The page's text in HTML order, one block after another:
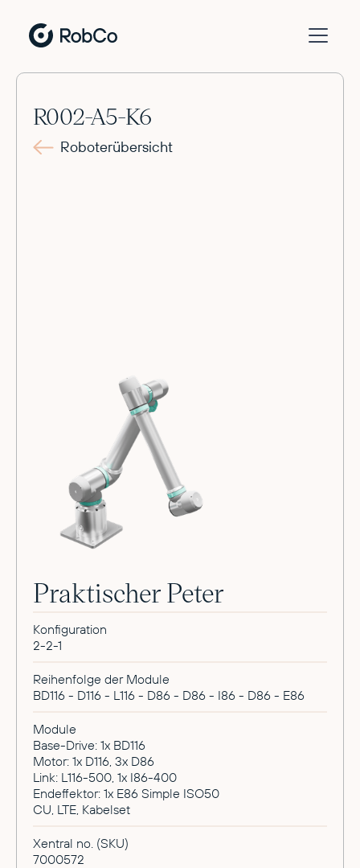
R002-A5-K6
Roboterübersicht
Praktischer Peter
Konfiguration
2-2-1
Reihenfolge der Module
BD116 - D116 - L116 - D86 - D86 - I86 - D86 - E86
Module
Base-Drive: 1x BD116
Motor: 1x D116, 3x D86
Link: L116-500, 1x I86-400
Endeffektor: 1x E86 Simple ISO50
CU, LTE, Kabelset
Xentral no. (SKU)
7000572